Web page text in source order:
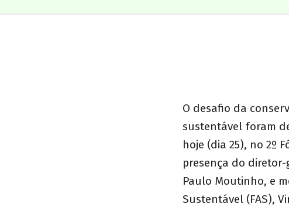
O desafio da
sustentável foram
hoje (dia 25), no 2º
presença do
Paulo Moutinho, e
Sustentável (FAS),